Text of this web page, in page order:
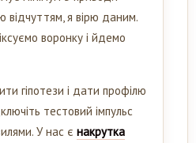
відчуттям, я вірю даним.
воронку і йдемо
гіпотези і дати профілю
тестовий імпульс
У нас є накрутка